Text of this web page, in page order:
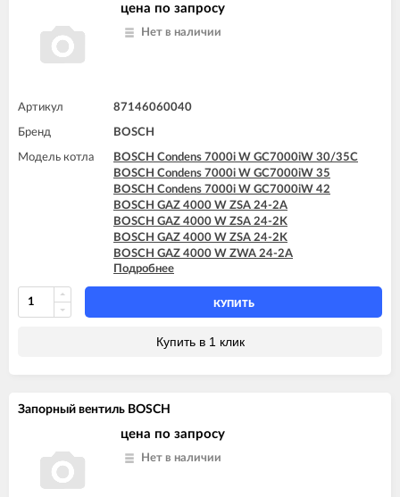
цена по запросу
Нет в наличии
Артикул 87146060040
Бренд BOSCH
Модель котла
BOSCH Condens 7000i W GC7000iW 30/35C
BOSCH Condens 7000i W GC7000iW 35
BOSCH Condens 7000i W GC7000iW 42
BOSCH GAZ 4000 W ZSA 24-2A
BOSCH GAZ 4000 W ZSA 24-2K
BOSCH GAZ 4000 W ZSA 24-2K
BOSCH GAZ 4000 W ZWA 24-2A
BOSCH GAZ 4000 W ZWA 24-2K
BOSCH GAZ 4000 W ZWA 24-2K
BOSCH GAZ 7000 W ZSC 24-3MFA
BOSCH GAZ 7000 W ZSC 24-3MFK
BOSCH GAZ 7000 W ZWC 24-3MFA
BOSCH GAZ 7000 W ZWC 35-3MFA
Подробнее
КУПИТЬ
Купить в 1 клик
Запорный вентиль BOSCH
цена по запросу
Нет в наличии